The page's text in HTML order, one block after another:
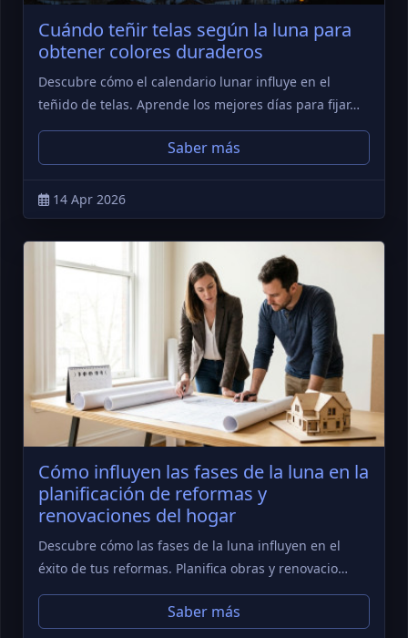
Cuándo teñir telas según la luna para
obtener colores duraderos
Descubre cómo el calendario lunar influye en el
teñido de telas. Aprende los mejores días para fijar…
Saber más
14 Apr 2026
Cómo influyen las fases de la luna en la
planificación de reformas y
renovaciones del hogar
Descubre cómo las fases de la luna influyen en el
éxito de tus reformas. Planifica obras y renovacio…
Saber más